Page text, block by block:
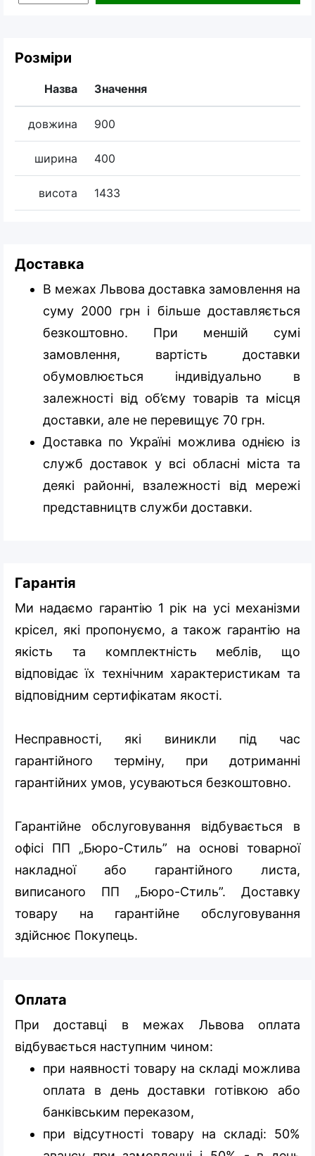
Розміри
Назва Значення
довжина 900
ширина 400
висота 1433
Доставка
В межах Львова доставка замовлення на
суму 2000 грн і більше доставляється
безкоштовно. При меншій сумі
замовлення, вартість доставки
обумовлюється індивідуально в
залежності від об’єму товарів та місця
доставки, але не перевищує 70 грн.
Доставка по Україні можлива однією із
служб доставок у всі обласні міста та
деякі районні, взалежності від мережі
представництв служби доставки.
Гарантія
Ми надаємо гарантію 1 рік на усі механізми
крісел, які пропонуємо, а також гарантію на
якість та комплектність меблів, що
відповідає їх технічним характеристикам та
відповідним сертифікатам якості.
Несправності, які виникли під час
гарантійного терміну, при дотриманні
гарантійних умов, усуваються безкоштовно.
Гарантійне обслуговування відбувається в
офісі ПП „Бюро-Стиль” на основі товарної
накладної або гарантійного листа,
виписаного ПП „Бюро-Стиль”. Доставку
товару на гарантійне обслуговування
здійснює Покупець.
Оплата
При доставці в межах Львова оплата
відбувається наступним чином:
при наявності товару на складі можлива
оплата в день доставки готівкою або
банківським переказом,
при відсутності товару на складі: 50%